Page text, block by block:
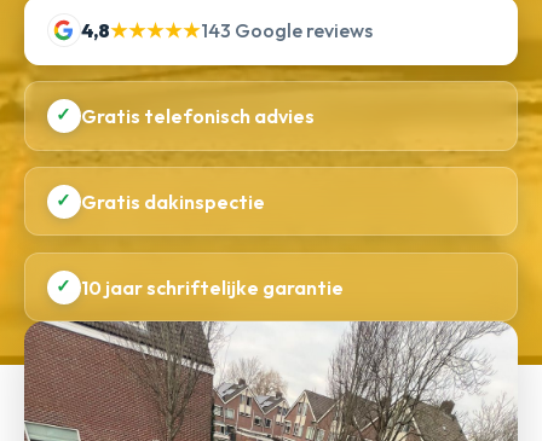
4,8★★★★★143 Google reviews
✓ Gratis telefonisch advies
✓ Gratis dakinspectie
✓ 10 jaar schriftelijke garantie